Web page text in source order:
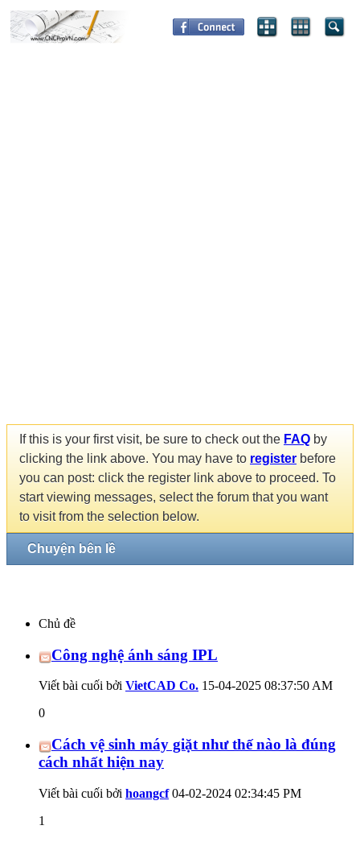
If this is your first visit, be sure to check out the FAQ by
clicking the link above. You may have to register before
you can post: click the register link above to proceed. To
start viewing messages, select the forum that you want
to visit from the selection below.
Chuyện bên lề
Chủ đề
Công nghệ ánh sáng IPL
Viết bài cuối bởi VietCAD Co. 15-04-2025 08:37:50 AM
0
Cách vệ sinh máy giặt như thế nào là đúng
cách nhất hiện nay
Viết bài cuối bởi hoangcf04-02-2024 02:34:45 PM
1